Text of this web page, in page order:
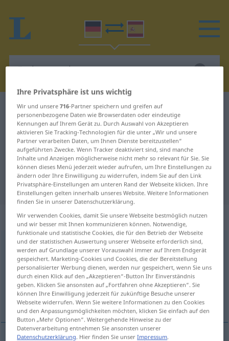
Deutsch-Spanisch Wörterbuch Farbenpracht
Deutsch-Spanisch Übersetzung für
"Farbenpracht"
"Farbenpracht" Spanisch
Übersetzung
„Farbenpracht“: Femininum
Farbenprachtf
Übersicht aller Übersetzungen
(Für mehr Details die Übersetzung anklicken/antippen)
riqueza de colorido
Ihre Privatsphäre ist uns wichtig
Wir und unsere716-Partner speichern und greifen auf
personenbezogene Daten wie Browserdaten oder eindeutige
Kennungen auf Ihrem Gerät zu. Durch Auswahl von Akzeptieren
aktivieren Sie Tracking-Technologien für die unter „Wir und unsere
Partner verarbeiten Daten, um Ihnen Dienste bereitzustellen“
aufgeführten Zwecke. Wenn Tracker deaktiviert sind, sind manche
Inhalte und Anzeigen möglicherweise nicht mehr so relevant für Sie. Sie
können dieses Menü jederzeit wieder aufrufen, um Ihre Einstellungen zu
ändern oder Ihre Einwilligung zu widerrufen, indem Sie auf den Link
Privatsphäre-Einstellungen am unteren Rand der Webseite klicken. Ihre
Einstellungen gelten innerhalb unseres Website. Weitere Informationen
finden Sie in unserer Datenschutzerklärung.
Wir verwenden Cookies, damit Sie unsere Webseite bestmöglich nutzen
und wir besser mit Ihnen kommunizieren können. Notwendige,
funktionale und statistische Cookies, die für den Betrieb der Webseite
und der statistischen Auswertung unserer Webseite erforderlich sind,
werden auf Grundlage unserer Vorauswahl immer auf Ihrem Endgerät
gespeichert. Marketing-Cookies und Cookies, die der Bereitstellung
personalisierter Werbung dienen, werden nur gespeichert, wenn Sie uns
durch einen Klick auf den „Akzeptieren“-Button Ihr Einverständnis
geben. Klicken Sie ansonsten auf „Fortfahren ohne Akzeptieren“. Sie
können Ihre Einwilligung jederzeit für zukünftige Besuche unserer
Webseite widerrufen. Wenn Sie weitere Informationen zu den Cookies
und den Anpassungsmöglichkeiten möchten, klicken Sie einfach auf den
Button „Mehr Optionen“. Weitergehende Hinweise zu der
Datenverarbeitung entnehmen Sie ansonsten unserer
Datenschutzerklärung. Hier finden Sie unserImpressum.